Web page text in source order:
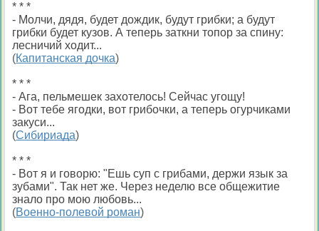
* * *
- Молчи, дядя, будет дождик, будут грибки; а будут
грибки будет кузов. А теперь заткни топор за спину:
лесничий ходит...
(Капитанская дочка)
* * *
- Ага, пельмешек захотелось! Сейчас угощу!
- Вот тебе ягодки, вот грибочки, а теперь огурчиками
закуси...
(Сибириада)
* * *
- Вот я и говорю: "Ешь суп с грибами, держи язык за
зубами". Так нет же. Через неделю все общежитие
знало про мою любовь...
(Военно-полевой роман)